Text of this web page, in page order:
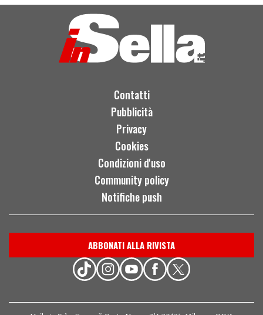
Contatti
Pubblicità
Privacy
Cookies
Condizioni d'uso
Community policy
Notifiche push
ABBONATI ALLA RIVISTA